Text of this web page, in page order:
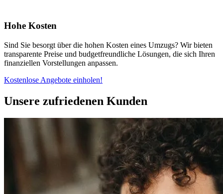
Hohe Kosten
Sind Sie besorgt über die hohen Kosten eines Umzugs? Wir bieten
transparente Preise und budgetfreundliche Lösungen, die sich Ihren
finanziellen Vorstellungen anpassen.
Kostenlose Angebote einholen!
Unsere zufriedenen Kunden